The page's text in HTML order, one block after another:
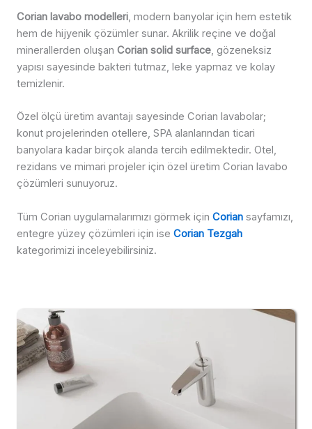
Corian lavabo modelleri, modern banyolar için hem estetik
hem de hijyenik çözümler sunar. Akrilik reçine ve doğal
minerallerden oluşanCorian solid surface, gözeneksiz
yapısı sayesinde bakteri tutmaz, leke yapmaz ve kolay
temizlenir.
Özel ölçü üretim avantajı sayesinde Corian lavabolar;
konut projelerinden otellere, SPA alanlarından ticari
banyolara kadar birçok alanda tercih edilmektedir. Otel,
rezidans ve mimari projeler için özel üretim Corian lavabo
çözümleri sunuyoruz.
Tüm Corian uygulamalarımızı görmek içinCorian sayfamızı,
entegre yüzey çözümleri için iseCorian Tezgah
kategorimizi inceleyebilirsiniz.